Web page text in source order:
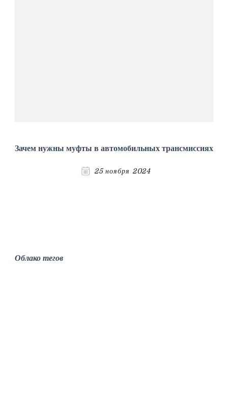
Зачем нужны муфты в автомобильных трансмиссиях
25 ноября 2024
Облако тегов